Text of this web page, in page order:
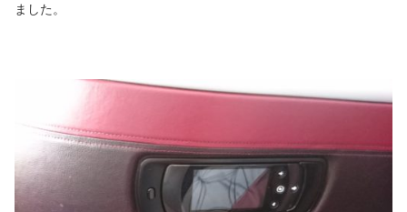
ました。